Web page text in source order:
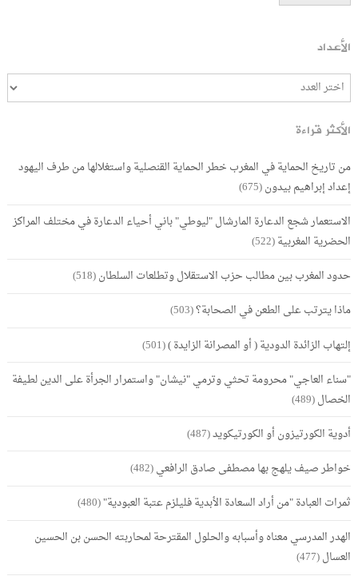
الأعداد
الأكثر قراءة
من تاريخ الحماية في المغرب خطر الحماية القنصلية واستغلالها من طرف اليهود
إعداد إبراهيم بيدون(675)
الاستعمار شجع الدعارة المارشال "ليوطي" باني أحياء الدعارة في مختلف المراكز
الحضرية المغربية(522)
حدود المغرب بين مطالب حزب الاستقلال وتطلعات السلطان(518)
ماذا يترتب على الطعن في الصحابة؟(503)
إلتهاب الزائدة الدودية ( أو المصرانة الزايدة )(501)
"سناء العاجي" محرومة تحثي وترمي "نيشان" واستمرار الجرأة على الدين لطيفة
الخصال(489)
أدوية الكورتيزون أو الكورتيكويد(487)
خواطر صيف يلهج بها مصطفى صادق الرافعي(482)
ثمرات العبادة "من أراد السعادة الأبدية فليلزم عتبة العبودية"(480)
الهدر المدرسي معناه وأسبابه والحلول المقترحة لمحاربته الحسن بن الحسين
العسال(477)